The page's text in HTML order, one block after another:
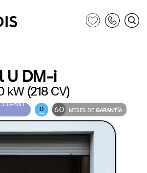
U DM-i
kW (218 CV)
0 60 MESES DEGARANTÍA